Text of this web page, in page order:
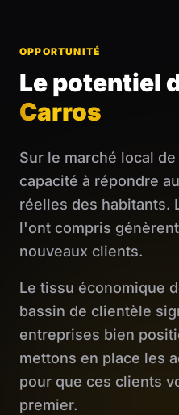
OPPORTUNITÉ
Le potentiel
Carros
Sur le marché local de
capacité à répondre
réelles des habitants.
l'ont compris
nouveaux clients.
Le tissu économique
bassin de clientèle
entreprises bien
mettons en place les
pour que ces clients
premier.